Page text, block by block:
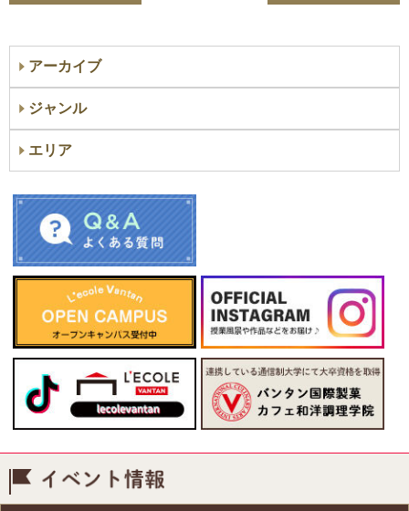
アーカイブ
ジャンル
エリア